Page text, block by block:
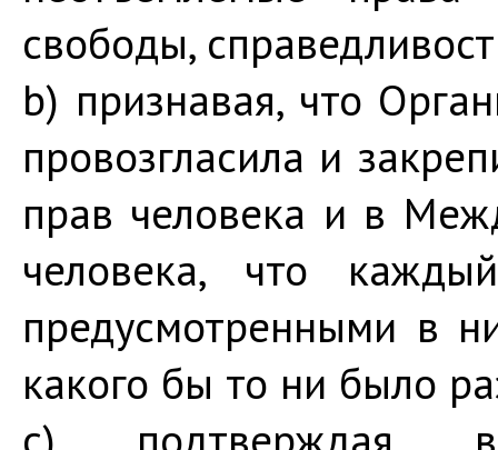
свободы,
b) признавая, что
провозгласила и
прав человека и в
человека, что
предусмотренными в
какого бы то ни было